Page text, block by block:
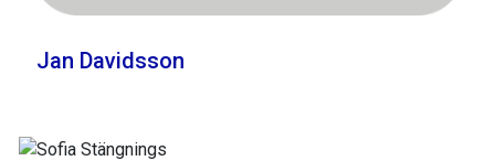
Jan Davidsson